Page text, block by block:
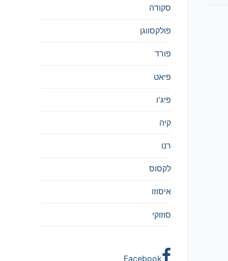
סקודה
פולקסווגן
פורד
פיאט
פיג'ו
קיה
רנו
לקסוס
איסוזו
סוזוקי
Facebook